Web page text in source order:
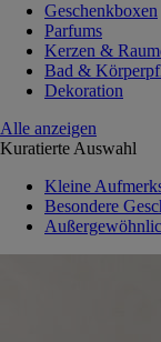
Geschenkboxen
Parfums
Kerzen &
Bad &
Dekoration
Alle anzeigen
Kuratierte Auswahl
Kleine
Besondere